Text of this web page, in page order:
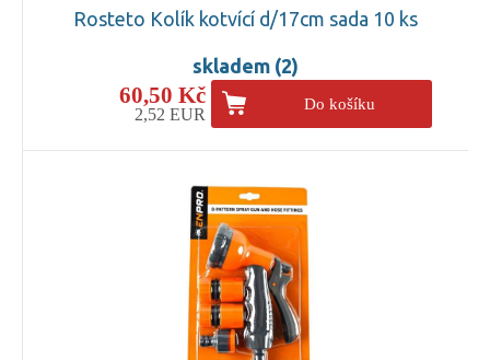
Rosteto Kolík kotvící d/17cm sada 10 ks
skladem (2)
60,50 Kč
2,52 EUR
Do košíku